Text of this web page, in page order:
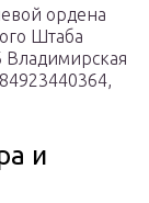
ордена
Штаба
и